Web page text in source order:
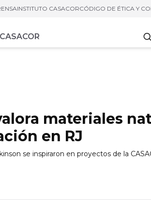
INSTITUTO CASACORCÓDIGO DE ÉTICA Y
caracteres
materiales
en RJ
se inspiraron en proyectos de la